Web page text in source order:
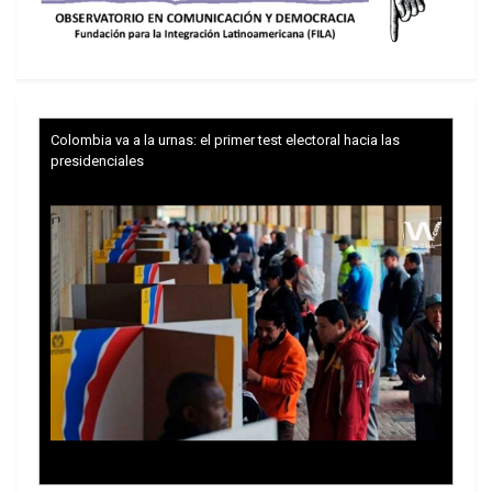
BlackRock.
9.770.000 acciones correspondientes al 5,67% de
los papeles en circulación en los mercados de
capitales de Buenos Aires y Nueva York; y es el
segundo inversor institucional privado luego del
fondo mutualista Wellington. Tiene también
participación accionaria mediante Pampa Energía
SA o directa, en TRASENER; en Transportadora de
Gas del Sur; en Central Puerto; Loma Negra; IRSA;
Telefónica Argentina; Coca Cola; Bayer; Exxon
Colombia va a la urnas: el primer test electoral hacia las
presidenciales